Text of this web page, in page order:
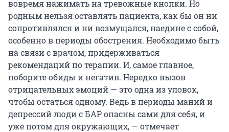
вовремя нажимать на тревожные кнопки. Но
родным нельзя оставлять пациента, как бы он ни
сопротивлялся и ни возмущался, наедине с собой,
особенно в периоды обострения. Необходимо быть
на связи с врачом, придерживаться
рекомендаций по терапии. И, самое главное,
поборите обиды и негатив. Нередко вызов
отрицательных эмоций — это одна из уловок,
чтобы остаться одному. Ведь в периоды маний и
депрессий люди с БАР опасны сами для себя, и
уже потом для окружающих, — отмечает